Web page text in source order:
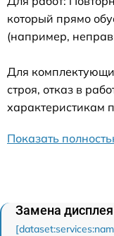
который прямо
(например,
Для
строя, отказ в
характеристикам
Показать
Замена